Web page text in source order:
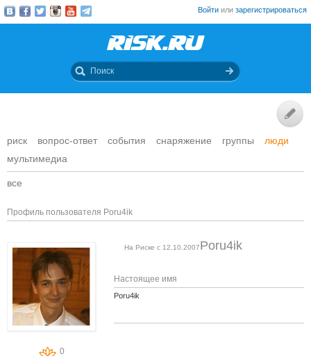
Войти или зарегистрироваться
риск вопрос-ответ события снаряжение группы
люди
мультимедиа
все
Профиль пользователя Poru4ik
0
Poru4ik
На Риске с 12.10.2007
Настоящее имя
Poru4ik